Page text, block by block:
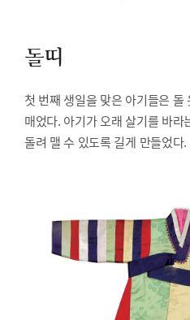
돌띠
첫 번째 생일을 맞은 아기들은
매었다. 아기가 오래 살기를 바라
돌려 맬 수 있도록 길게 만들었다.